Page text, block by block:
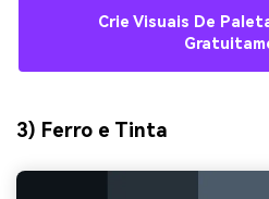
Crie Visuais De
3) Ferro e Tinta